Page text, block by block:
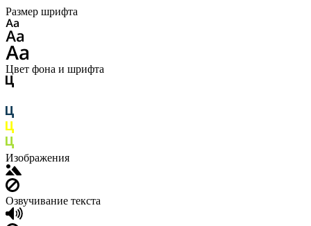
Размер шрифта
Цвет фона и шрифта
Изображения
Озвучивание текста